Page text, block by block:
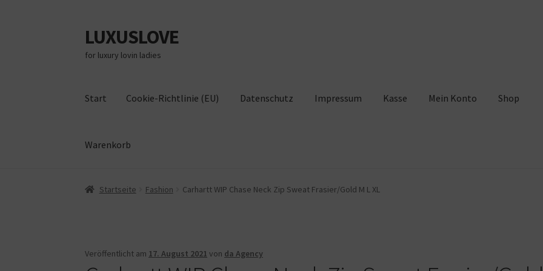
Zur
Navigation
springen
Zum
Inhalt
springen
LUXUSLOVE
for luxury lovin ladies
Start Cookie-Richtlinie (EU) Datenschutz Impressum Kasse Mein Konto Shop
Warenkorb
Start Cookie-Richtlinie (EU) Datenschutz Impressum Kasse Mein Konto
Startseite Fashion Carhartt WIP Chase Neck Zip Sweat Frasier/Gold M L XL
Veröffentlicht am 17. August 2021 von da Agency